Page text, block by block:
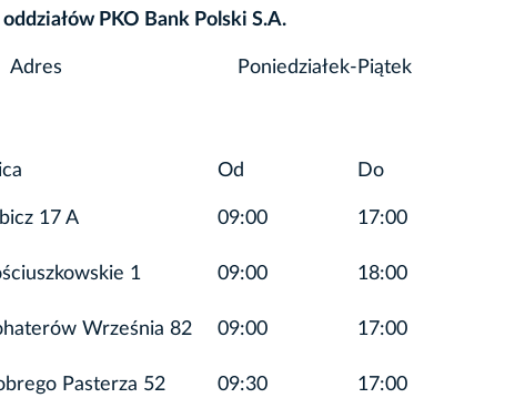
PKO Bank Polski S.A.
Adres Poniedziałek-Piątek
Od Do
17 A 09:00 17:00
1 09:00 18:00
Września 82 09:00 17:00
Pasterza 52 09:30 17:00